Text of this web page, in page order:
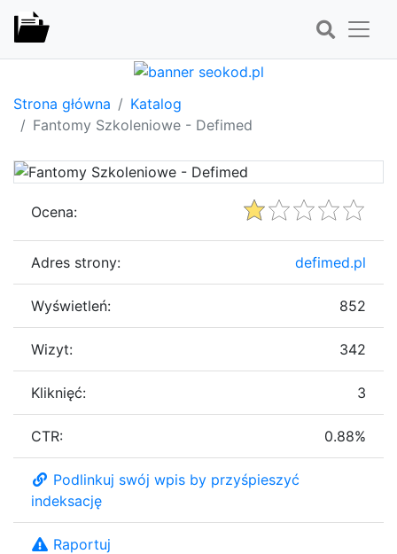
Strona główna
Katalog
Fantomy Szkoleniowe - Defimed
Ocena:
Adres strony: defimed.pl
Wyświetleń: 852
Wizyt: 342
Kliknięć: 3
CTR: 0.88%
Podlinkuj swój wpis by przyśpieszyć
indeksację
Raportuj